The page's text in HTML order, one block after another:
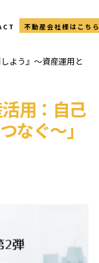
不動産会社様はこちら
よう』～資産運用と
用：自己
なぐ～」